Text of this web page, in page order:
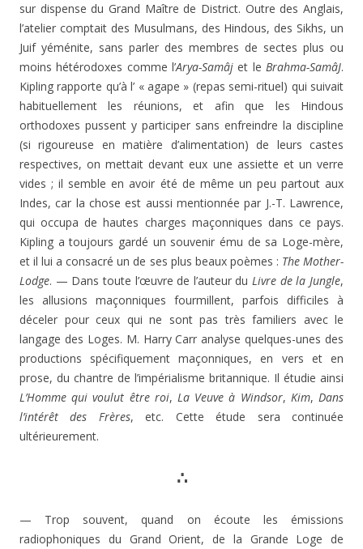
sur dispense du Grand Maître de District. Outre des Anglais,
l’atelier comptait des Musulmans, des Hindous, des Sikhs, un
Juif yéménite, sans parler des membres de sectes plus ou
moins hétérodoxes comme l’Arya-Samâj et le Brahma-SamâJ.
Kipling rapporte qu’à l’ « agape » (repas semi-rituel) qui suivait
habituellement les réunions, et afin que les Hindous
orthodoxes pussent y participer sans enfreindre la discipline
(si rigoureuse en matière d’alimentation) de leurs castes
respectives, on mettait devant eux une assiette et un verre
vides ; il semble en avoir été de même un peu partout aux
Indes, car la chose est aussi mentionnée par J.-T. Lawrence,
qui occupa de hautes charges maçonniques dans ce pays.
Kipling a toujours gardé un souvenir ému de sa Loge-mère,
et il lui a consacré un de ses plus beaux poèmes : The Mother-
Lodge. — Dans toute l’œuvre de l’auteur duLivre de la Jungle,
les allusions maçonniques fourmillent, parfois difficiles à
déceler pour ceux qui ne sont pas très familiers avec le
langage des Loges. M. Harry Carr analyse quelques-unes des
productions spécifiquement maçonniques, en vers et en
prose, du chantre de l’impérialisme britannique. Il étudie ainsi
L’Homme qui voulut être roi,La Veuve à Windsor, Kim,Dans
l’intérêt des Frères, etc. Cette étude sera continuée
ultérieurement.
∴
— Trop souvent, quand on écoute les émissions
radiophoniques du Grand Orient, de la Grande Loge de